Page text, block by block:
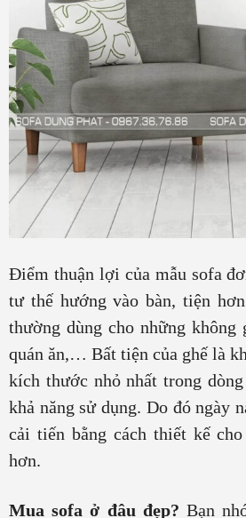
Điểm thuận lợi của mẫu sofa
tư thế hướng vào bàn, tiện
thường dùng cho những không
quán ăn,… Bất tiện của ghế là
kích thước nhỏ nhất trong
khả năng sử dụng. Do đó ngày
cải tiến bằng cách thiết kế
hơn.
Mua sofa ở đâu đẹp? Bạn